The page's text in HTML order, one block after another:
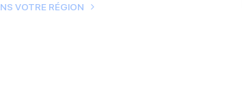
VOTRE RÉGION